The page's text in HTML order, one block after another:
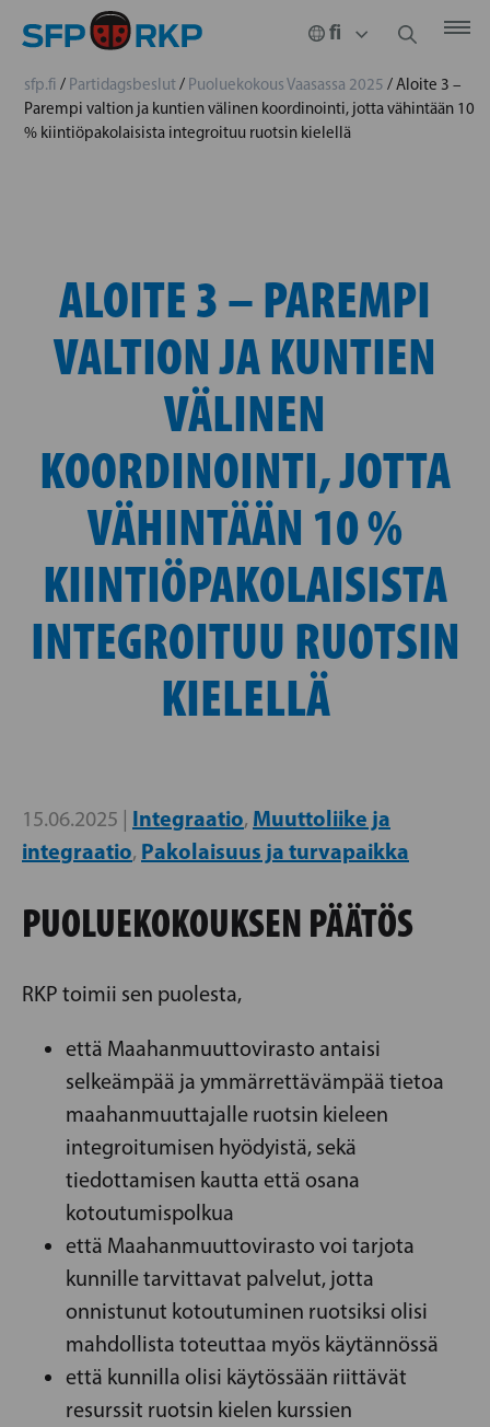
sfp.fi / Partidagsbeslut/ Puoluekokous Vaasassa 2025 /Aloite 3 –
Parempi valtion ja kuntien välinen koordinointi, jotta vähintään 10
% kiintiöpakolaisista integroituu ruotsin kielellä
ALOITE 3 – PAREMPI
VALTION JA KUNTIEN
VÄLINEN
KOORDINOINTI, JOTTA
VÄHINTÄÄN 10 %
KIINTIÖPAKOLAISISTA
INTEGROITUU RUOTSIN
KIELELLÄ
15.06.2025 | Integraatio, Muuttoliike ja
integraatio, Pakolaisuus ja turvapaikka
PUOLUEKOKOUKSEN PÄÄTÖS
RKP toimii sen puolesta,
että Maahanmuuttovirasto antaisi
selkeämpää ja ymmärrettävämpää tietoa
maahanmuuttajalle ruotsin kieleen
integroitumisen hyödyistä, sekä
tiedottamisen kautta että osana
kotoutumispolkua
että Maahanmuuttovirasto voi tarjota
kunnille tarvittavat palvelut, jotta
onnistunut kotoutuminen ruotsiksi olisi
mahdollista toteuttaa myös käytännössä
että kunnilla olisi käytössään riittävät
resurssit ruotsin kielen kurssien